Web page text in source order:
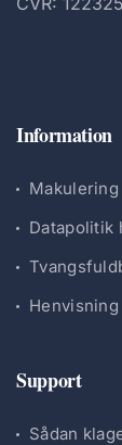
Information
Datapolitik
Support
Sådan